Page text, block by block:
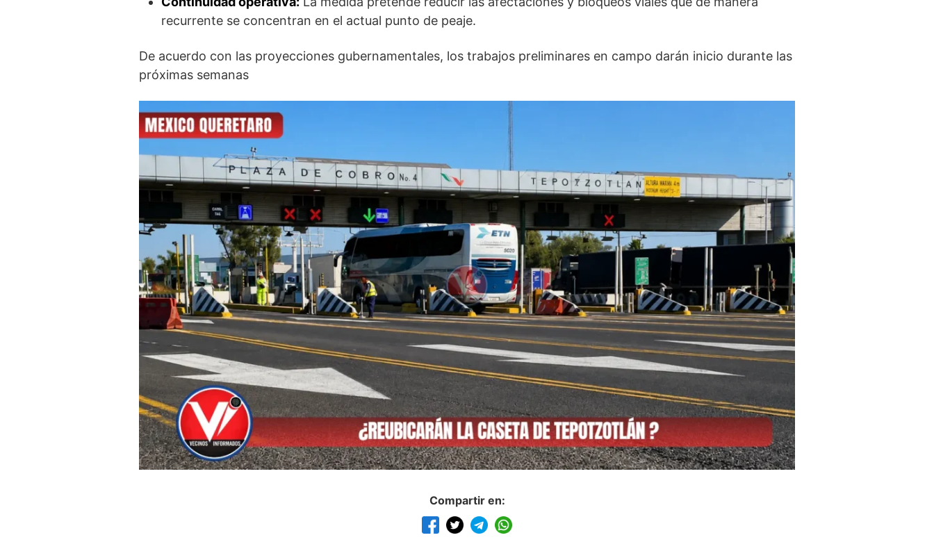
recurrente se concentran en el actual punto de peaje.
De acuerdo con las proyecciones gubernamentales, los trabajos preliminares en campo darán inicio durante las
próximas semanas
Compartir en: